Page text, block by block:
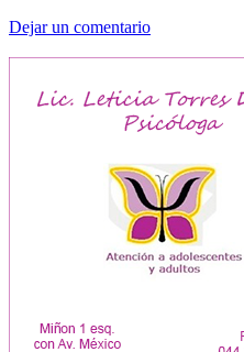
Dejar un comentario